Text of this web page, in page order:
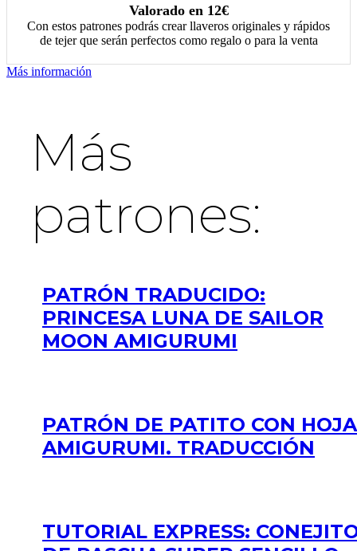
Valorado en 12€
Con estos patrones podrás crear llaveros originales y rápidos
de tejer que serán perfectos como regalo o para la venta
Más información
Más
patrones:
PATRÓN TRADUCIDO:
PRINCESA LUNA DE SAILOR
MOON AMIGURUMI
PATRÓN DE PATITO CON HOJA
AMIGURUMI. TRADUCCIÓN
TUTORIAL EXPRESS: